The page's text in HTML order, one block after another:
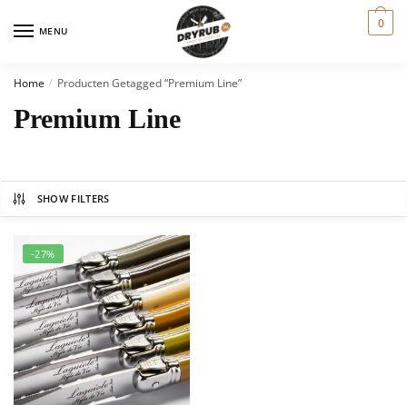
MENU 0
Home / Producten Getagged “Premium Line”
Premium Line
SHOW FILTERS
-27%